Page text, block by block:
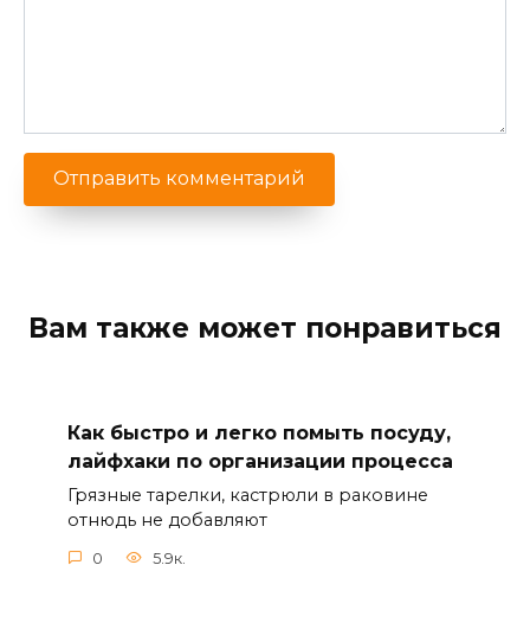
Вам также может понравиться
Как быстро и легко помыть посуду,
лайфхаки по организации процесса
Грязные тарелки, кастрюли в раковине
отнюдь не добавляют
0 5.9к.